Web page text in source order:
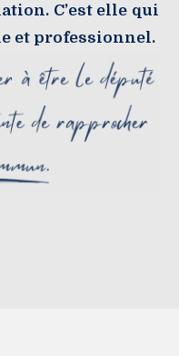
C’est elle qui
et professionnel.